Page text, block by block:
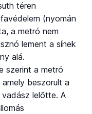
téren
(nyomán
a metró nem
lement a sínek
alá.
szerint a metró
beszorult a
lelőtte. A